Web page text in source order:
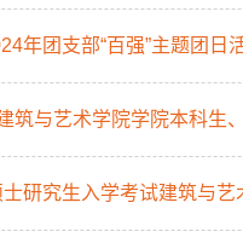
年团支部“百强”主题团日
筑与艺术学院学院本科生
研究生入学考试建筑与艺